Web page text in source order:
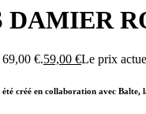
DAMIER
€.59,00 €Le prix
créé en collaboration avec Balte,